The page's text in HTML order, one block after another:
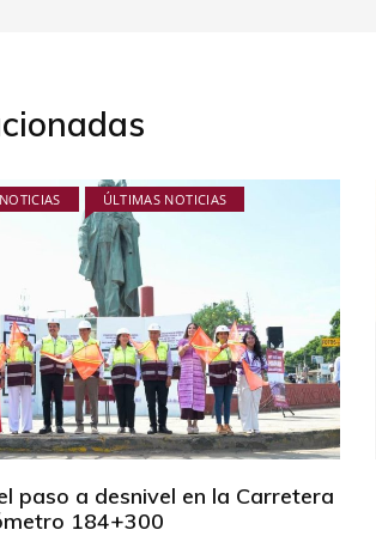
NOTICIAS ÚLTIMAS NOTICIAS
paso a desnivel en la Carretera
184+300